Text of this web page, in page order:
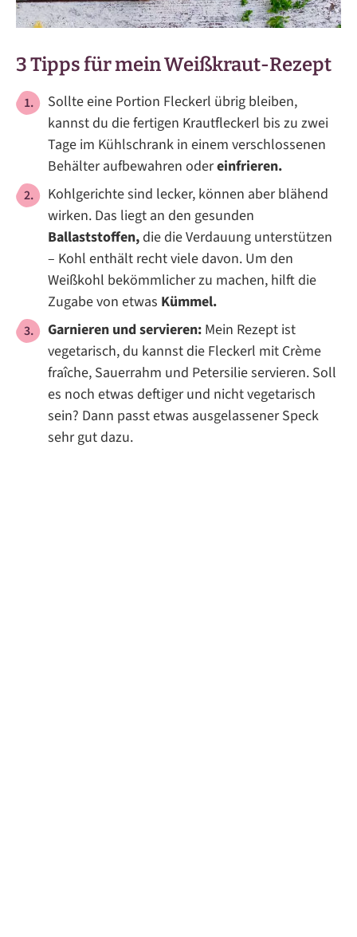
3 Tipps für mein Weißkraut-Rezept
Sollte eine Portion Fleckerl übrig bleiben,
kannst du die fertigen Krautfleckerl bis zu zwei
Tage im Kühlschrank in einem verschlossenen
Behälter aufbewahren odereinfrieren.
Kohlgerichte sind lecker, können aber blähend
wirken. Das liegt an den gesunden
Ballaststoffen,die die Verdauung unterstützen
– Kohl enthält recht viele davon. Um den
Weißkohl bekömmlicher zu machen, hilft die
Zugabe von etwas Kümmel.
Garnieren und servieren: Mein Rezept ist
vegetarisch, du kannst die Fleckerl mit Crème
fraîche, Sauerrahm und Petersilie servieren. Soll
es noch etwas deftiger und nicht vegetarisch
sein? Dann passt etwas ausgelassener Speck
sehr gut dazu.